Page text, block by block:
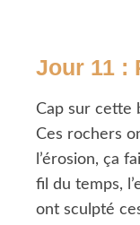
Jour 11 :
Cap sur cette
Ces rochers
l’érosion, ça
fil du temps,
ont sculpté